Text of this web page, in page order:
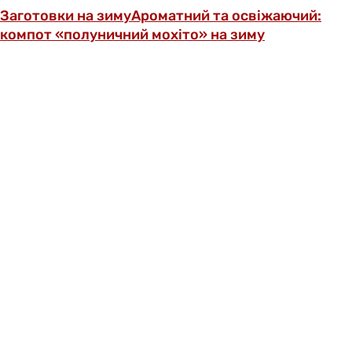
Заготовки на зимуАроматний та освіжаючий:
компот «полуничний мохіто» на зиму